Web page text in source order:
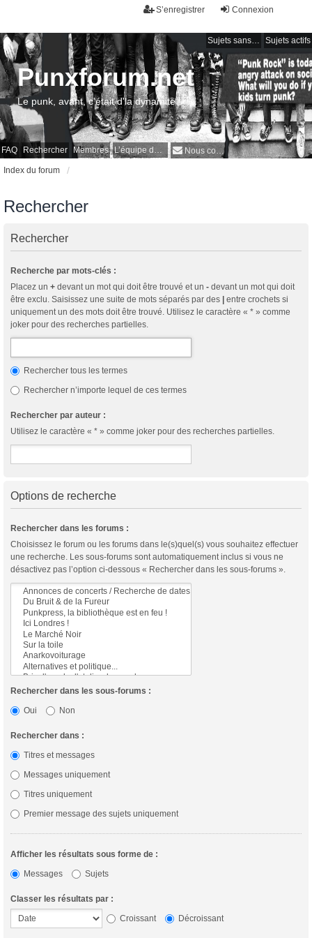
Connexion
S’enregistrer
Sujets sans réponse Sujets actifs
FAQ Rechercher Membres L’équipe du forum Nous contacter
Punxforum.net
Le punk, avant, c'était d'la dynamite !
Index du forum
Rechercher
Rechercher
Recherche par mots-clés :
Placez un + devant un mot qui doit être trouvé et un - devant un mot qui doit
être exclu. Saisissez une suite de mots séparés par des
entre crochets si
uniquement un des mots doit être trouvé. Utilisez le caractère « * » comme
joker pour des recherches partielles.
Rechercher tous les termes
Rechercher n’importe lequel de ces termes
Rechercher par auteur :
Utilisez le caractère « * » comme joker pour des recherches partielles.
Options de recherche
Rechercher dans les forums :
Choisissez le forum ou les forums dans le(s)quel(s) vous souhaitez effectuer
une recherche. Les sous-forums sont automatiquement inclus si vous ne
désactivez pas l’option ci-dessous « Rechercher dans les sous-forums ».
Rechercher dans les sous-forums :
Oui
Non
Rechercher dans :
Titres et messages
Messages uniquement
Titres uniquement
Premier message des sujets uniquement
Afficher les résultats sous forme de :
Messages
Sujets
Classer les résultats par :
Croissant
Décroissant